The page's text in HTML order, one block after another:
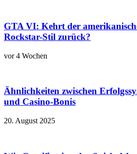
GTA VI: Kehrt der
Rockstar-Stil zurück?
vor 4 Wochen
Ähnlichkeiten zwischen
und Casino‑Bonis
20. August 2025